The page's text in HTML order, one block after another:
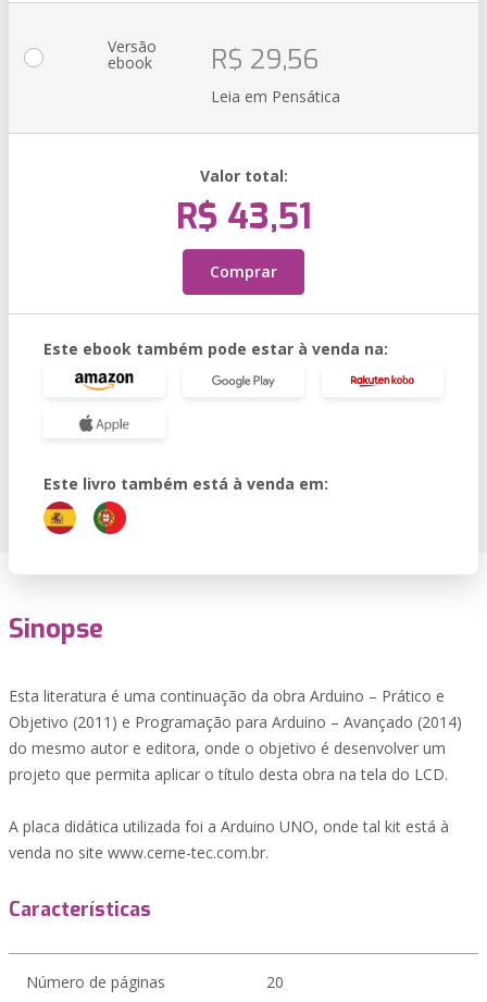
Versão
ebook R$ 29,56
Leia em Pensática
Valor total:
R$ 43,51
Comprar
Este ebook também pode estar à venda na:
Este livro também está à venda em:
Sinopse
Esta literatura é uma continuação da obra Arduino – Prático e
Objetivo (2011) e Programação para Arduino – Avançado (2014)
do mesmo autor e editora, onde o objetivo é desenvolver um
projeto que permita aplicar o título desta obra na tela do LCD.
A placa didática utilizada foi a Arduino UNO, onde tal kit está à
venda no site www.cerne-tec.com.br.
Características
Número de páginas 20